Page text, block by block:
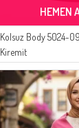
Kolsuz Body 5024-09
Kiremit
HEMEN